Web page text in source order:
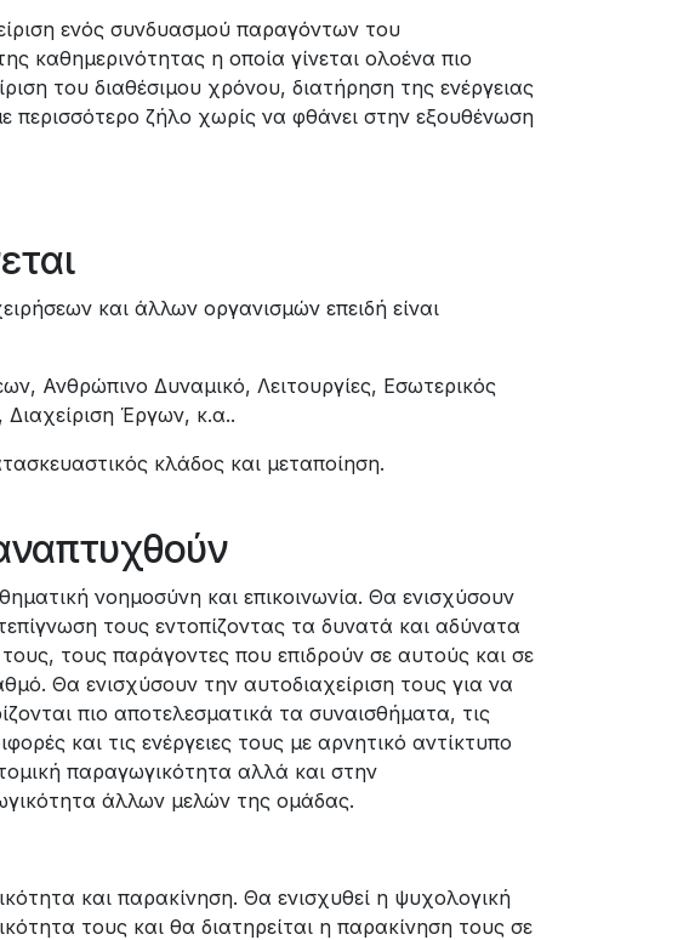
ενός συνδυασμού παραγόντων του
καθημερινότητας η οποία γίνεται ολοένα πιο
του διαθέσιμου χρόνου, διατήρηση της ενέργειας
περισσότερο ζήλο χωρίς να φθάνει στην εξουθένωση
και άλλων οργανισμών επειδή είναι
Ανθρώπινο Δυναμικό, Λειτουργίες, Εσωτερικός
Έργων, κ.α..
κλάδος και μεταποίηση.
νοημοσύνη και επικοινωνία. Θα ενισχύσουν
τους εντοπίζοντας τα δυνατά και αδύνατα
τους παράγοντες που επιδρούν σε αυτούς και σε
Θα ενισχύσουν την αυτοδιαχείριση τους για να
πιο αποτελεσματικά τα συναισθήματα, τις
και τις ενέργειες τους με αρνητικό αντίκτυπο
παραγωγικότητα αλλά και στην
άλλων μελών της ομάδας.
και παρακίνηση. Θα ενισχυθεί η ψυχολογική
τους και θα διατηρείται η παρακίνηση τους σε